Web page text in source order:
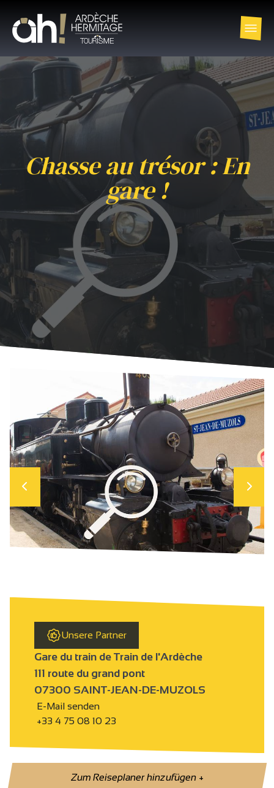
Chasse au trésor : En
gare !
Unsere Partner
Gare du train de Train de l'Ardèche
111 route du grand pont
07300 SAINT-JEAN-DE-MUZOLS
E-Mail senden
+33 4 75 08 10 23
Zum Reiseplaner hinzufügen+